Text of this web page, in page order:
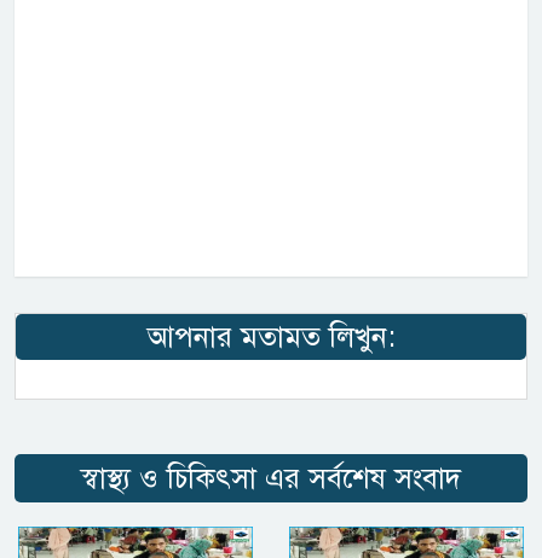
আপনার মতামত লিখুন:
স্বাস্থ্য ও চিকিৎসা এর সর্বশেষ সংবাদ